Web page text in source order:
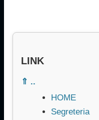
LINK
⇑ ..
HOME
Segreteria